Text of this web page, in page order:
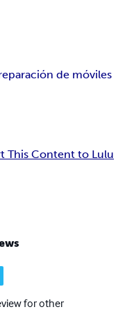
de móviles
This Content to Lulu
for other